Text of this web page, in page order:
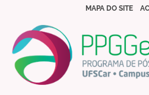
MAPA DO SITE